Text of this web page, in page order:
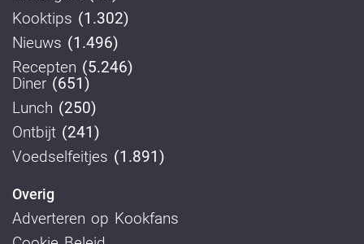
Kooktips (1.302)
Nieuws (1.496)
Recepten (5.246)
Diner (651)
Lunch (250)
Ontbijt (241)
Voedselfeitjes (1.891)
Overig
Adverteren op Kookfans